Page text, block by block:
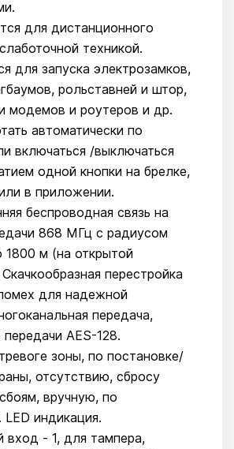
для дистанционного
техникой.
для запуска электрозамков,
рольставней и штор,
модемов и роутеров и др.
автоматически по
включаться /выключаться
одной кнопки на брелке,
в приложении.
беспроводная связь на
868 МГц с радиусом
1800 м (на открытой
перестройка
для надежной
передача,
AES-128.
зоны, по постановке/
отсутствию, сбросу
вручную, по
индикация.
вход - 1, для тампера,